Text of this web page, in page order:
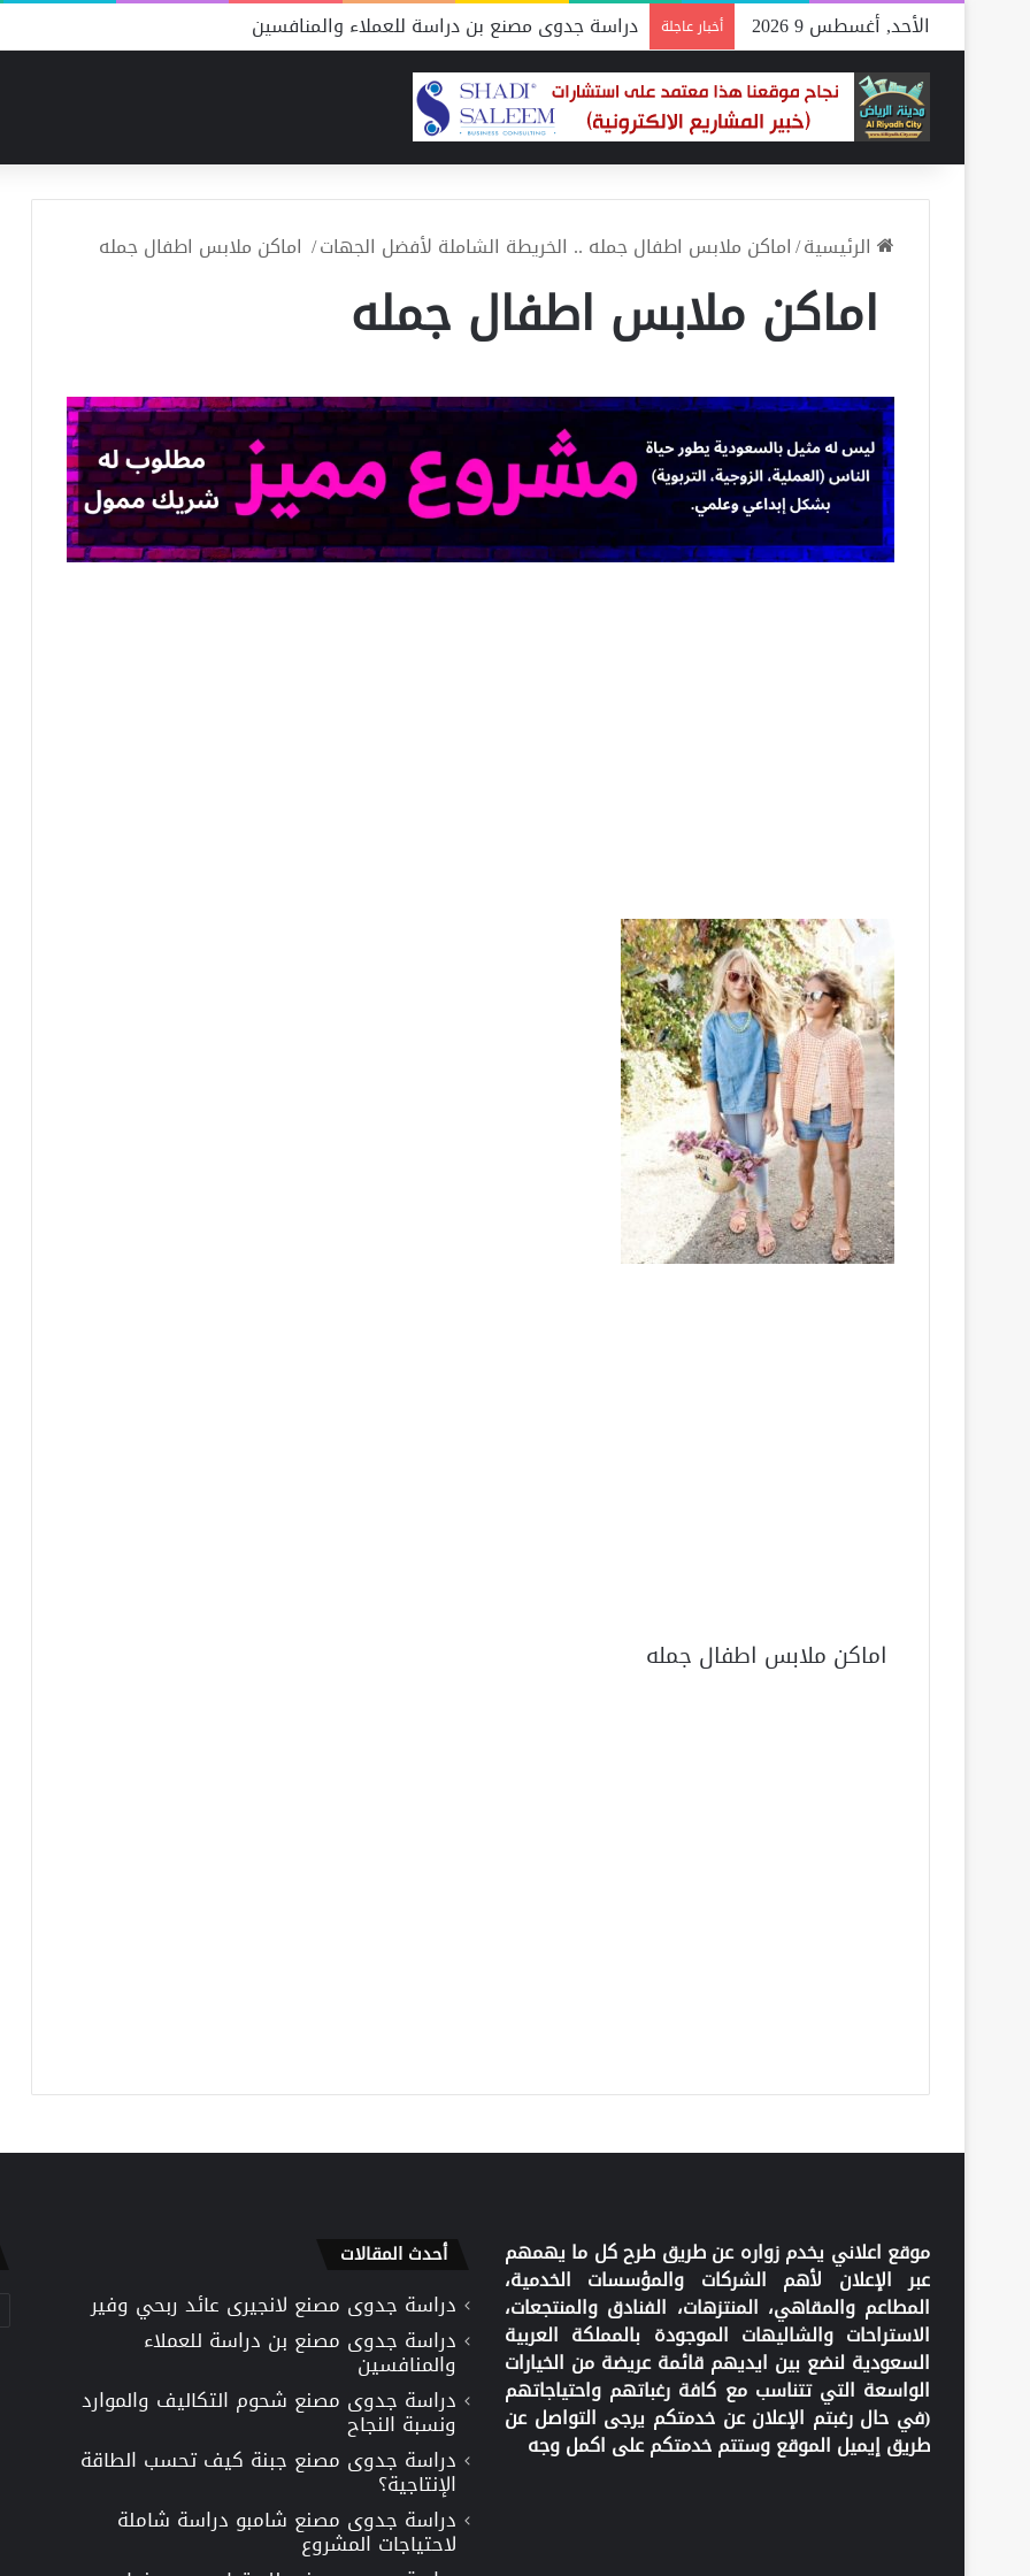
الأحد, أغسطس 9 2026 أخبار عاجلة دراسة جدوى مصنع بن دراسة للعملاء والمنافسين
الرئيسية/اماكن ملابس اطفال جمله .. الخريطة الشاملة لأفضل الجهات/ اماكن ملابس اطفال جمله
اماكن ملابس اطفال جمله
اماكن ملابس اطفال جمله
موقع اعلاني يخدم زواره عن طريق طرح كل ما يهمهم
عبر الإعلان لأهم الشركات والمؤسسات الخدمية،
المطاعم والمقاهي، المنتزهات، الفنادق والمنتجعات،
الاستراحات والشاليهات الموجودة بالمملكة العربية
السعودية لنضع بين ايديهم قائمة عريضة من الخيارات
الواسعة التي تتناسب مع كافة رغباتهم واحتياجاتهم
(في حال رغبتم الإعلان عن خدمتكم يرجى التواصل عن
طريق إيميل الموقع وستتم خدمتكم على اكمل وجه
أحدث المقالات
دراسة جدوى مصنع لانجيرى عائد ربحي وفير
دراسة جدوى مصنع بن دراسة للعملاء
والمنافسين
دراسة جدوى مصنع شحوم التكاليف والموارد
ونسبة النجاح
دراسة جدوى مصنع جبنة كيف تحسب الطاقة
الإنتاجية؟
دراسة جدوى مصنع شامبو دراسة شاملة
لاحتياجات المشروع